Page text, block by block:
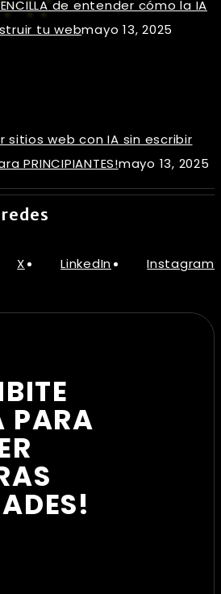
de entender cómo la IA
tu webmayo 13, 2025
sitios web con IA sin escribir
PRINCIPIANTES!mayo 13, 2025
X LinkedIn Instagram
PARA